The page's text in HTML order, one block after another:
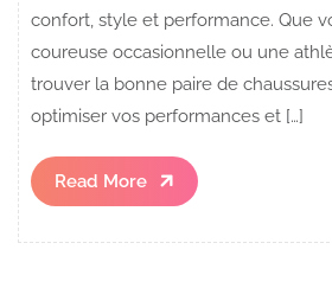
confort, style et performance. Que
coureuse occasionnelle ou une
trouver la bonne paire de
optimiser vos performances et […]
Read More
Read
More